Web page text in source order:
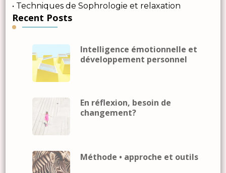
• Techniques de Sophrologie et relaxation
Recent Posts
Intelligence émotionnelle et
développement personnel
En réflexion, besoin de
changement?
Méthode • approche et outils